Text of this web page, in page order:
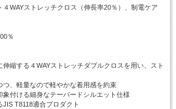
WAYストレッチクロス（伸長率20％）、制電ケア
％
縮する４WAYストレッチダブルクロスを用い、スト
、軽量なので軽やかな着用感を約束
付ける細身なテーパードシルエット仕様
T8118適合プロダクト